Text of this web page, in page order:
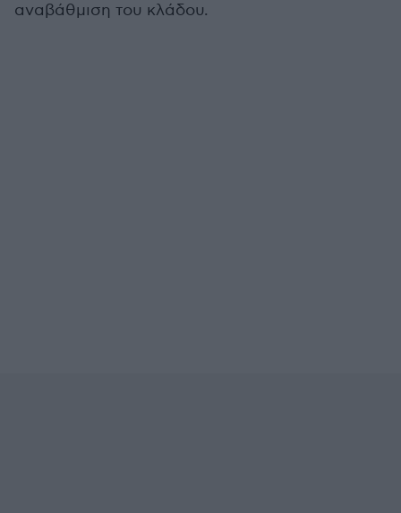
αναβάθμιση του κλάδου.